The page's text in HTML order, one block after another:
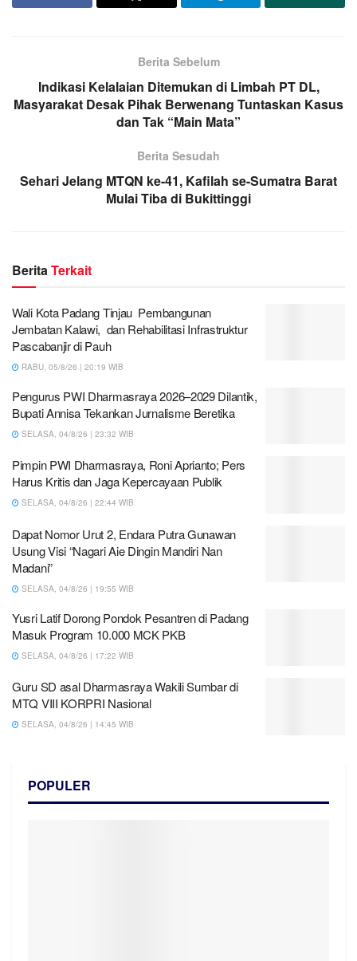
Berita Sebelum
Indikasi Kelalaian Ditemukan di Limbah PT DL,
Masyarakat Desak Pihak Berwenang Tuntaskan Kasus
dan Tak “Main Mata”
Berita Sesudah
Sehari Jelang MTQN ke-41, Kafilah se-Sumatra Barat
Mulai Tiba di Bukittinggi
Berita Terkait
Wali Kota Padang Tinjau Pembangunan
Jembatan Kalawi, dan Rehabilitasi Infrastruktur
Pascabanjir di Pauh
RABU, 05/8/26 | 20:19 WIB
Pengurus PWI Dharmasraya 2026–2029 Dilantik,
Bupati Annisa Tekankan Jurnalisme Beretika
SELASA, 04/8/26 | 23:32 WIB
Pimpin PWI Dharmasraya, Roni Aprianto; Pers
Harus Kritis dan Jaga Kepercayaan Publik
SELASA, 04/8/26 | 22:44 WIB
Dapat Nomor Urut 2, Endara Putra Gunawan
Usung Visi “Nagari Aie Dingin Mandiri Nan
Madani”
SELASA, 04/8/26 | 19:55 WIB
Yusri Latif Dorong Pondok Pesantren di Padang
Masuk Program 10.000 MCK PKB
SELASA, 04/8/26 | 17:22 WIB
Guru SD asal Dharmasraya Wakili Sumbar di
MTQ VIII KORPRI Nasional
SELASA, 04/8/26 | 14:45 WIB
POPULER